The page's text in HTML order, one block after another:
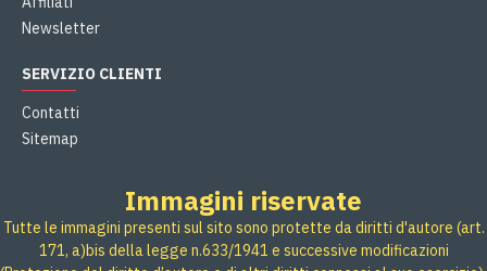
Newsletter
SERVIZIO CLIENTI
Contatti
Sitemap
Immagini riservate
Tutte le immagini presenti sul sito sono protette da diritti d'autore (art.
171, a)bis della legge n.633/1941 e successive modificazioni